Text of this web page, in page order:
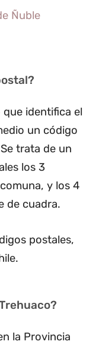
Ñuble
identifica el
un código
trata de un
los 3
y los 4
de cuadra.
postales,
la Provincia